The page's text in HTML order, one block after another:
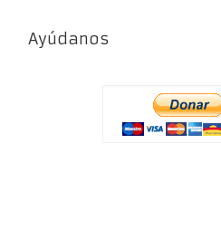
Ayúdanos